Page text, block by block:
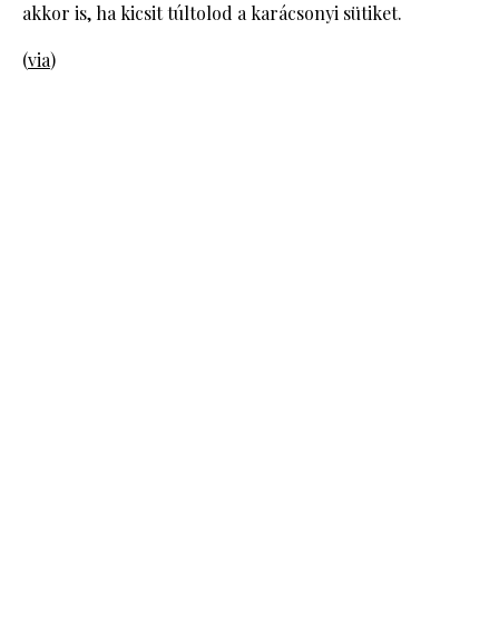
akkor is, ha kicsit túltolod a karácsonyi sütiket.
(via)